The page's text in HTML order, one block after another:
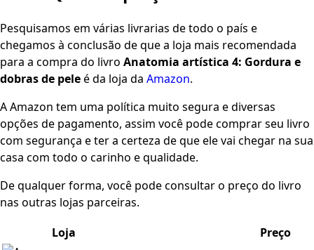
Pesquisamos em várias livrarias de todo o país e
chegamos à conclusão de que a loja mais recomendada
para a compra do livro Anatomia artística 4: Gordura e
dobras de peleé da loja da Amazon.
A Amazon tem uma política muito segura e diversas
opções de pagamento, assim você pode comprar seu livro
com segurança e ter a certeza de que ele vai chegar na sua
casa com todo o carinho e qualidade.
De qualquer forma, você pode consultar o preço do livro
nas outras lojas parceiras.
Loja
Preço